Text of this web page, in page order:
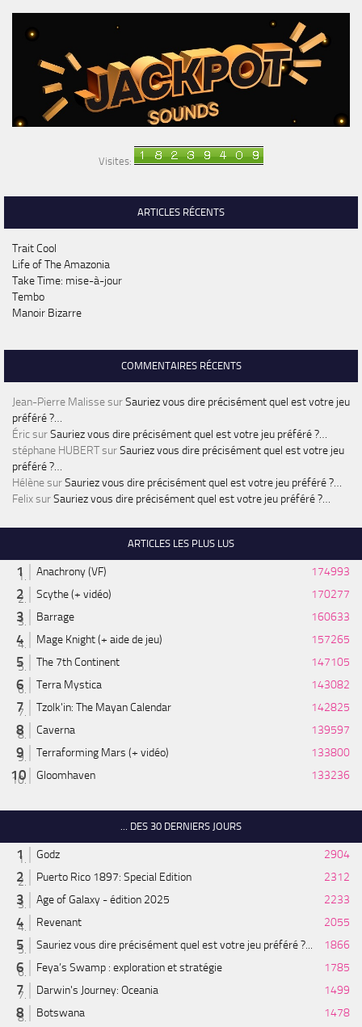
Visites:
ARTICLES RÉCENTS
Trait Cool
Life of The Amazonia
Take Time: mise-à-jour
Tembo
Manoir Bizarre
COMMENTAIRES RÉCENTS
Jean-Pierre MalissesurSauriez vous dire précisément quel est votre jeu
préféré ?…
ÉricsurSauriez vous dire précisément quel est votre jeu préféré ?…
stéphane HUBERTsurSauriez vous dire précisément quel est votre jeu
préféré ?…
HélènesurSauriez vous dire précisément quel est votre jeu préféré ?…
FelixsurSauriez vous dire précisément quel est votre jeu préféré ?…
ARTICLES LES PLUS LUS
Anachrony (VF)
174993
Scythe (+ vidéo)
170277
Barrage
160633
Mage Knight (+ aide de jeu)
157265
The 7th Continent
147105
Terra Mystica
143082
Tzolk'in: The Mayan Calendar
142825
Caverna
139597
Terraforming Mars (+ vidéo)
133800
Gloomhaven
133236
... DES 30 DERNIERS JOURS
Godz
2904
Puerto Rico 1897: Special Edition
2312
Age of Galaxy - édition 2025
2233
Revenant
2055
Sauriez vous dire précisément quel est votre jeu préféré ?...
1866
Feya’s Swamp : exploration et stratégie
1785
Darwin's Journey: Oceania
1499
Botswana
1478